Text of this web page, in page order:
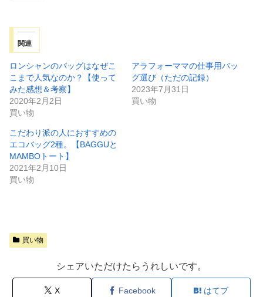
関連
ロンシャンのバッグはなぜこ
こまで人気なのか？【使って
みた感想＆考察】
2020年2月2日
買い物
アラフォーママの仕事用バッ
グ選び（ただの記録）
2023年7月31日
買い物
こだわり派の人におすすめの
エコバッグ2種。【BAGGUと
MAMBOトート】
2021年2月10日
買い物
買い物
シェアいただけたらうれしいです。
X Facebook はてブ